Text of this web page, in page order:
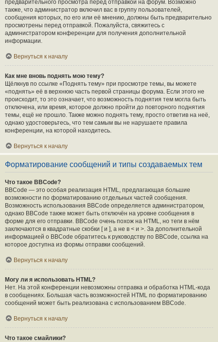
предварительного просмотра перед отправкой на форум. Возможно
также, что администратор включил вас в группу пользователей,
сообщения которых, по его или её мнению, должны быть предварительно
просмотрены перед отправкой. Пожалуйста, свяжитесь с
администратором конференции для получения дополнительной
информации.
Вернуться к началу
Как мне вновь поднять мою тему?
Щёлкнув по ссылке «Поднять тему» при просмотре темы, вы можете
«поднять» её в верхнюю часть первой страницы форума. Если этого не
происходит, то это означает, что возможность поднятия тем могла быть
отключена, или время, которое должно пройти до повторного поднятия
темы, ещё не прошло. Также можно поднять тему, просто ответив на неё,
однако удостоверьтесь, что тем самым вы не нарушаете правила
конференции, на которой находитесь.
Вернуться к началу
Форматирование сообщений и типы создаваемых тем
Что такое BBCode?
BBCode — это особая реализация HTML, предлагающая большие
возможности по форматированию отдельных частей сообщения.
Возможность использования BBCode определяется администратором,
однако BBCode также может быть отключён на уровне сообщения в
форме для его отправки. BBCode очень похож на HTML, но теги в нём
заключаются в квадратные скобки [ и ], а не в < и >. За дополнительной
информацией о BBCode обратитесь к руководству по BBCode, ссылка на
которое доступна из формы отправки сообщений.
Вернуться к началу
Могу ли я использовать HTML?
Нет. На этой конференции невозможны отправка и обработка HTML-кода
в сообщениях. Большая часть возможностей HTML по форматированию
сообщений может быть реализована с использованием BBCode.
Вернуться к началу
Что такое смайлики?